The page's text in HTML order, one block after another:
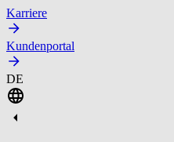
Karriere
Kundenportal
DE